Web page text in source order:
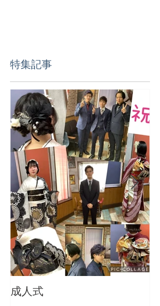
特集記事
成人式